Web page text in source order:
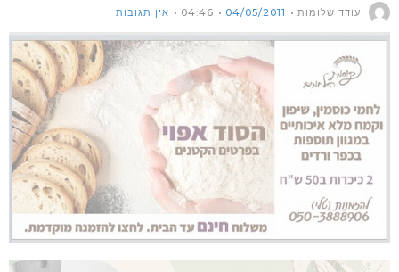
עודד שלומות 04/05/2011
04:46 אין תגובות